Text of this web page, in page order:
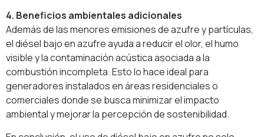
4. Beneficios ambientales adicionales
Además de las menores emisiones de azufre y partículas,
el diésel bajo en azufre ayuda a reducir el olor, el humo
visible y la contaminación acústica asociada a la
combustión incompleta. Esto lo hace ideal para
generadores instalados en áreas residenciales o
comerciales donde se busca minimizar el impacto
ambiental y mejorar la percepción de sostenibilidad.